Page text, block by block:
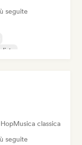
seguite
Musica classica
seguite